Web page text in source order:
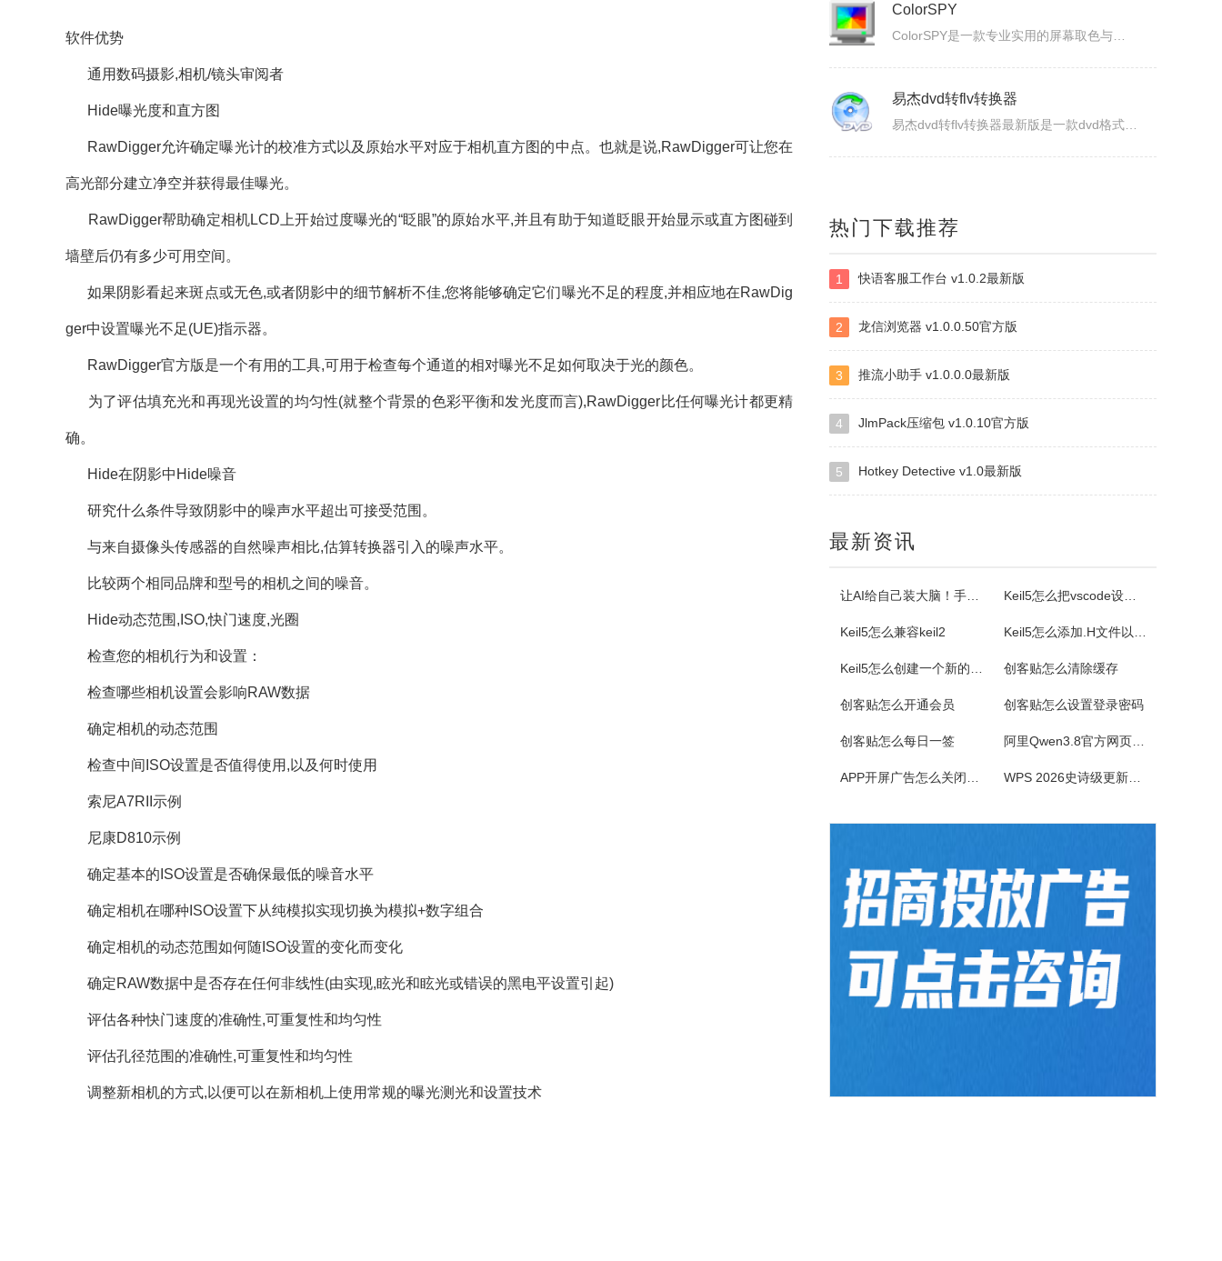
软件优势
通用数码摄影,相机/镜头审阅者
Hide曝光度和直方图
RawDigger允许确定曝光计的校准方式以及原始水平对应于相机直方图的中点。也就是说,RawDigger可让您在
高光部分建立净空并获得最佳曝光。
RawDigger帮助确定相机LCD上开始过度曝光的“眨眼”的原始水平,并且有助于知道眨眼开始显示或直方图碰到
墙壁后仍有多少可用空间。
如果阴影看起来斑点或无色,或者阴影中的细节解析不佳,您将能够确定它们曝光不足的程度,并相应地在RawDig
ger中设置曝光不足(UE)指示器。
RawDigger官方版是一个有用的工具,可用于检查每个通道的相对曝光不足如何取决于光的颜色。
为了评估填充光和再现光设置的均匀性(就整个背景的色彩平衡和发光度而言),RawDigger比任何曝光计都更精
确。
Hide在阴影中Hide噪音
研究什么条件导致阴影中的噪声水平超出可接受范围。
与来自摄像头传感器的自然噪声相比,估算转换器引入的噪声水平。
比较两个相同品牌和型号的相机之间的噪音。
Hide动态范围,ISO,快门速度,光圈
检查您的相机行为和设置：
检查哪些相机设置会影响RAW数据
确定相机的动态范围
检查中间ISO设置是否值得使用,以及何时使用
索尼A7RII示例
尼康D810示例
确定基本的ISO设置是否确保最低的噪音水平
确定相机在哪种ISO设置下从纯模拟实现切换为模拟+数字组合
确定相机的动态范围如何随ISO设置的变化而变化
确定RAW数据中是否存在任何非线性(由实现,眩光和眩光或错误的黑电平设置引起)
评估各种快门速度的准确性,可重复性和均匀性
评估孔径范围的准确性,可重复性和均匀性
调整新相机的方式,以便可以在新相机上使用常规的曝光测光和设置技术
ColorSPY
易杰dvd转flv转换器
视频抽帧截图
ImapBox邮箱网盘
小云是一款提供移动端与PC端文件传输连通的应用软件。可以将您家里的PC变为您手机可以随处访问的云存储（网盘）。您可以在外出时，随时随地方便的登录并且上传下载您需要的任何照片、音乐、视频或者其它文件。
NetStumbler
热门下载推荐
1 快语客服工作台 v1.0.2最新版
2 龙信浏览器 v1.0.0.50官方版
3 推流小助手 v1.0.0.0最新版
4 JlmPack压缩包 v1.0.10官方版
5 Hotkey Detective v1.0最新版
最新资讯
让AI给自己装大脑！手把手教你学会安装使用Agent Skill Keil5怎么把vscode设置外部编辑器
Keil5怎么兼容keil2 Keil5怎么添加.H文件以及Keil5添加.H文件的方法
Keil5怎么创建一个新的51单片机项目 创客贴怎么清除缓存
创客贴怎么开通会员 创客贴怎么设置登录密码
创客贴怎么每日一签 阿里Qwen3.8官方网页版入口
APP开屏广告怎么关闭？3招彻底关闭跳转 WPS 2026史诗级更新！重构存储管理，深度融合AI应用